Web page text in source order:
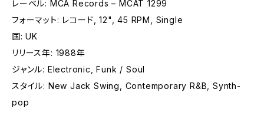
レーベル: MCA Records – MCAT 1299
フォーマット: レコード, 12", 45 RPM, Single
国: UK
リリース年: 1988年
ジャンル: Electronic, Funk / Soul
スタイル: New Jack Swing, Contemporary R&B, Synth-
pop